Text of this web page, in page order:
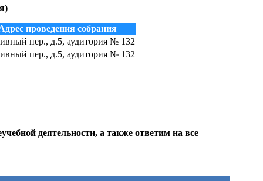
проведения собрания
пер., д.5, аудитория № 132
пер., д.5, аудитория № 132
деятельности, а также ответим на все